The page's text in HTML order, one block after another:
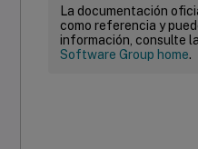
La documentación
como referencia y
información, consulte
Software Group home.